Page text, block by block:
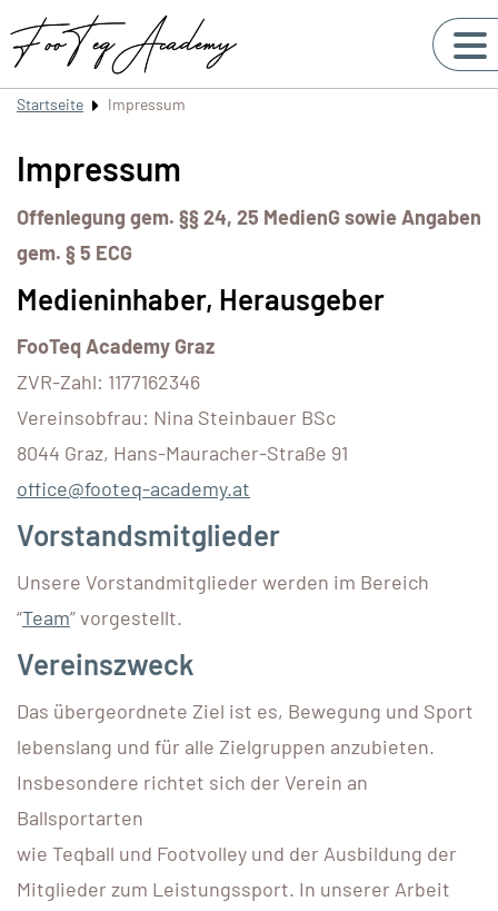
Startseite Impressum
Impressum
Offenlegung gem. §§ 24, 25 MedienG sowie Angaben
gem. § 5 ECG
Medieninhaber, Herausgeber
FooTeq Academy Graz
ZVR-Zahl: 1177162346
Vereinsobfrau: Nina Steinbauer BSc
8044 Graz, Hans-Mauracher-Straße 91
office@footeq-academy.at
Vorstandsmitglieder
Unsere Vorstandmitglieder werden im Bereich
“Team” vorgestellt.
Vereinszweck
Das übergeordnete Ziel ist es, Bewegung und Sport
lebenslang und für alle Zielgruppen anzubieten.
Insbesondere richtet sich der Verein an
Ballsportarten
wie Teqball und Footvolley und der Ausbildung der
Mitglieder zum Leistungssport. In unserer Arbeit